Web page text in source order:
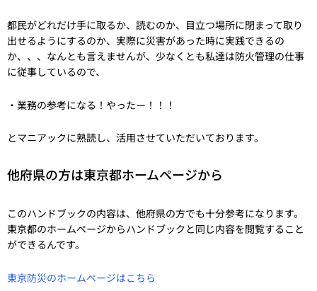
都民がどれだけ手に取るか、読むのか、目立つ場所に閉まって取り
出せるようにするのか、実際に災害があった時に実践できるの
か、、、なんとも言えませんが、少なくとも私達は防火管理の仕事
に従事しているので、
・業務の参考になる！やったー！！！
とマニアックに熟読し、活用させていただいております。
他府県の方は東京都ホームページから
このハンドブックの内容は、他府県の方でも十分参考になります。
東京都のホームページからハンドブックと同じ内容を閲覧すること
ができるんです。
東京防災のホームページはこちら